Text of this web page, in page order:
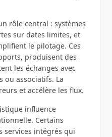
rôle central : systèmes
sur dates limites, et
le pilotage. Ces
produisent des
les échanges avec
ou associatifs. La
et accélère les flux.
influence
Certains
services intégrés qui